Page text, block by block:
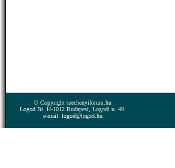
© Copyright szechenyiforum.hu
Logod Bt. H-1012 Budapest, Logodi u. 49.
e-mail: logod@logod.hu